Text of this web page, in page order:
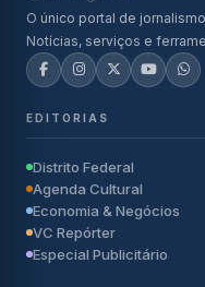
O único portal de
Notícias, serviços e
EDITORIAS
Distrito Federal
Agenda Cultural
Economia & Negócios
VC Repórter
Especial Publicitário